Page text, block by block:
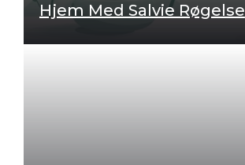
Hjem Med Salvie Røgelse